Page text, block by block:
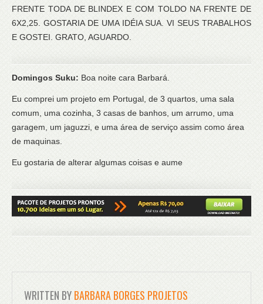
FRENTE TODA DE BLINDEX E COM TOLDO NA FRENTE DE
6X2,25. GOSTARIA DE UMA IDÉIA SUA. VI SEUS TRABALHOS
E GOSTEI. GRATO, AGUARDO.
Domingos Suku: Boa noite cara Barbará.
Eu comprei um projeto em Portugal, de 3 quartos, uma sala
comum, uma cozinha, 3 casas de banhos, um arrumo, uma
garagem, um jaguzzi, e uma área de serviço assim como área
de maquinas.
Eu gostaria de alterar algumas coisas e aume
WRITTEN BYBARBARA BORGES PROJETOS